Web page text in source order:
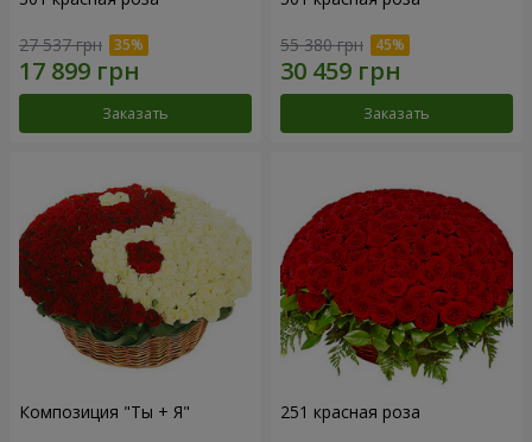
27 537 грн
Заказать
55 380 грн
Заказать
Композиция "Ты + Я" 251 красная роза